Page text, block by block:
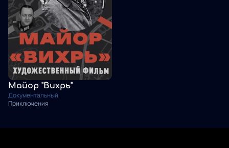
Майор "Вихрь"
Документальный
Приключения